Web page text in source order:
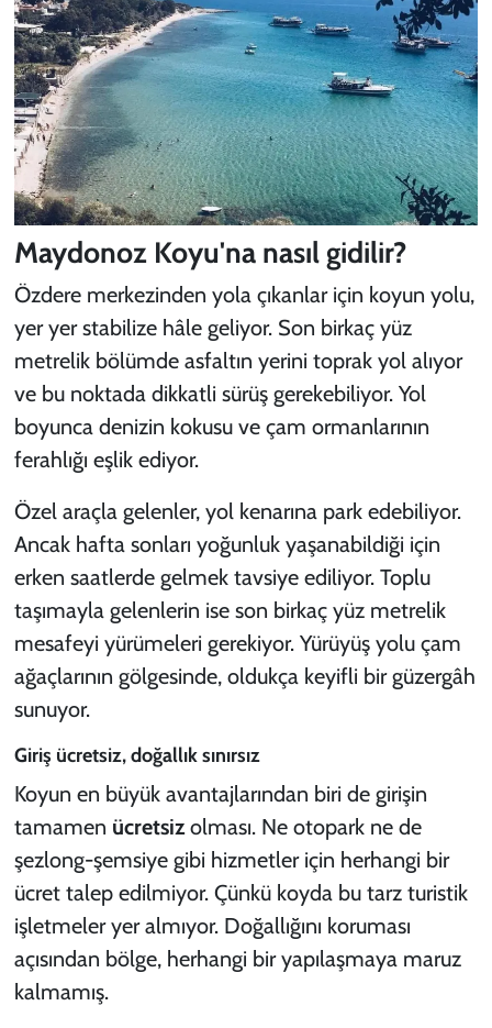
Maydonoz Koyu'na nasıl gidilir?
Özdere merkezinden yola çıkanlar için koyun yolu,
yer yer stabilize hâle geliyor. Son birkaç yüz
metrelik bölümde asfaltın yerini toprak yol alıyor
ve bu noktada dikkatli sürüş gerekebiliyor. Yol
boyunca denizin kokusu ve çam ormanlarının
ferahlığı eşlik ediyor.
Özel araçla gelenler, yol kenarına park edebiliyor.
Ancak hafta sonları yoğunluk yaşanabildiği için
erken saatlerde gelmek tavsiye ediliyor. Toplu
taşımayla gelenlerin ise son birkaç yüz metrelik
mesafeyi yürümeleri gerekiyor. Yürüyüş yolu çam
ağaçlarının gölgesinde, oldukça keyifli bir güzergâh
sunuyor.
Giriş ücretsiz, doğallık sınırsız
Koyun en büyük avantajlarından biri de girişin
tamamen ücretsizolması. Ne otopark ne de
şezlong-şemsiye gibi hizmetler için herhangi bir
ücret talep edilmiyor. Çünkü koyda bu tarz turistik
işletmeler yer almıyor. Doğallığını koruması
açısından bölge, herhangi bir yapılaşmaya maruz
kalmamış.